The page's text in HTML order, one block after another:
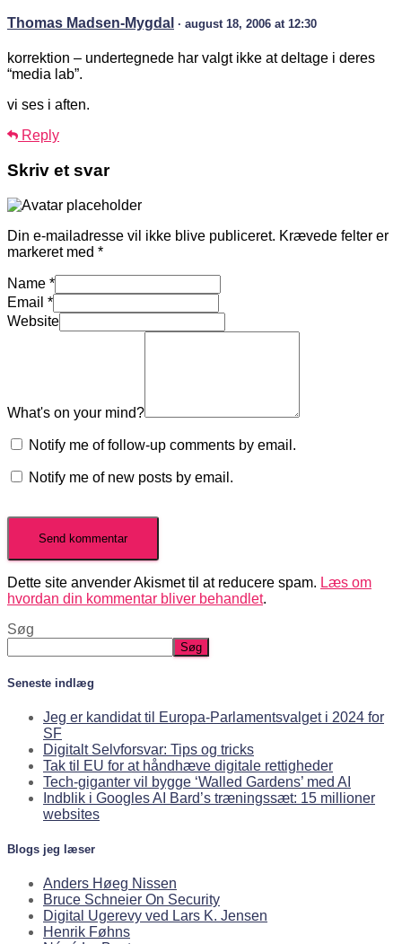
Thomas Madsen-Mygdal · august 18, 2006 at 12:30
korrektion – undertegnede har valgt ikke at deltage i deres
“media lab”.
vi ses i aften.
Reply
Skriv et svar
Din e-mailadresse vil ikke blive publiceret. Krævede felter er
markeret med *
Name *
Email *
Website
What's on your mind?
Notify me of follow-up comments by email.
Notify me of new posts by email.
Dette site anvender Akismet til at reducere spam. Læs om
hvordan din kommentar bliver behandlet.
Søg
Søg
Seneste indlæg
Jeg er kandidat til Europa-Parlamentsvalget i 2024 for
SF
Digitalt Selvforsvar: Tips og tricks
Tak til EU for at håndhæve digitale rettigheder
Tech-giganter vil bygge ‘Walled Gardens’ med AI
Indblik i Googles AI Bard’s træningssæt: 15 millioner
websites
Blogs jeg læser
Anders Høeg Nissen
Bruce Schneier On Security
Digital Ugerevy ved Lars K. Jensen
Henrik Føhns